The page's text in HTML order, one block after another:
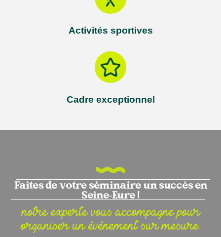
Activités sportives
Cadre exceptionnel
Faites de votre séminaire un succès en
Seine-Eure !
notre experte vous accompagne pour
organiser un événement sur mesure.